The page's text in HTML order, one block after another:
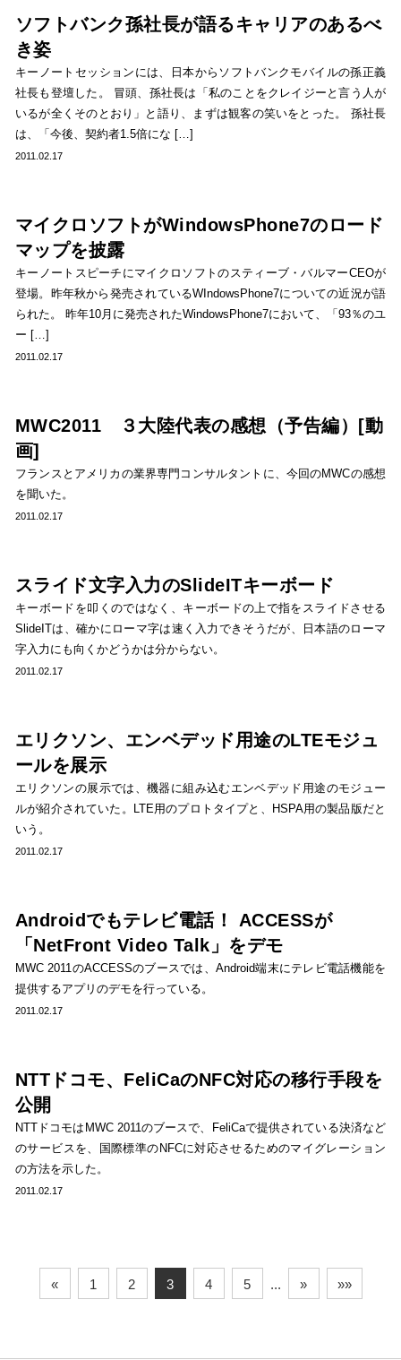
ソフトバンク孫社長が語るキャリアのあるべ
き姿
キーノートセッションには、日本からソフトバンクモバイルの孫正義
社長も登壇した。 冒頭、孫社長は「私のことをクレイジーと言う人が
いるが全くそのとおり」と語り、まずは観客の笑いをとった。 孫社長
は、「今後、契約者1.5倍にな […]
2011.02.17
マイクロソフトがWindowsPhone7のロード
マップを披露
キーノートスピーチにマイクロソフトのスティーブ・バルマーCEOが
登場。昨年秋から発売されているWIndowsPhone7についての近況が語
られた。 昨年10月に発売されたWindowsPhone7において、「93％のユ
ー […]
2011.02.17
MWC2011 ３大陸代表の感想（予告編）[動
画]
フランスとアメリカの業界専門コンサルタントに、今回のMWCの感想
を聞いた。
2011.02.17
スライド文字入力のSlideITキーボード
キーボードを叩くのではなく、キーボードの上で指をスライドさせる
SlideITは、確かにローマ字は速く入力できそうだが、日本語のローマ
字入力にも向くかどうかは分からない。
2011.02.17
エリクソン、エンベデッド用途のLTEモジュ
ールを展示
エリクソンの展示では、機器に組み込むエンベデッド用途のモジュー
ルが紹介されていた。LTE用のプロトタイプと、HSPA用の製品版だと
いう。
2011.02.17
Androidでもテレビ電話！ ACCESSが
「NetFront Video Talk」をデモ
MWC 2011のACCESSのブースでは、Android端末にテレビ電話機能を
提供するアプリのデモを行っている。
2011.02.17
NTTドコモ、FeliCaのNFC対応の移行手段を
公開
NTTドコモはMWC 2011のブースで、FeliCaで提供されている決済など
のサービスを、国際標準のNFCに対応させるためのマイグレーション
の方法を示した。
2011.02.17
« 1 2 3 4 5 ... » »»